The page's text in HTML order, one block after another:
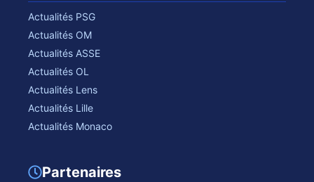
Actualités PSG
Actualités OM
Actualités ASSE
Actualités OL
Actualités Lens
Actualités Lille
Actualités Monaco
Partenaires